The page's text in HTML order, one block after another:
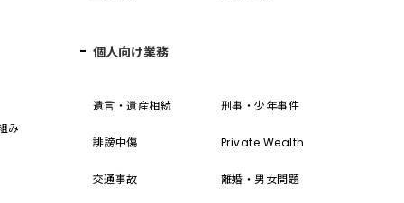
み
個人向け業務
遺言・遺産相続 刑事・少年事件
誹謗中傷 Private Wealth
交通事故 離婚・男女問題